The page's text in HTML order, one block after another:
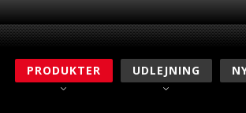
PRODUKTER UDLEJNING